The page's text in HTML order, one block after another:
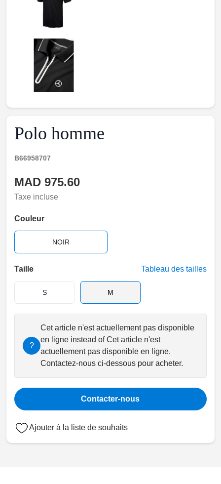
Polo homme
B66958707
MAD 975.60
Taxe incluse
Couleur
NOIR
Taille Tableau des tailles
S M
?
Cet article n'est actuellement pas disponible
en ligne instead of Cet article n'est
actuellement pas disponible en ligne.
Contactez-nous ci-dessous pour acheter.
Contacter-nous
Ajouter à la liste de souhaits